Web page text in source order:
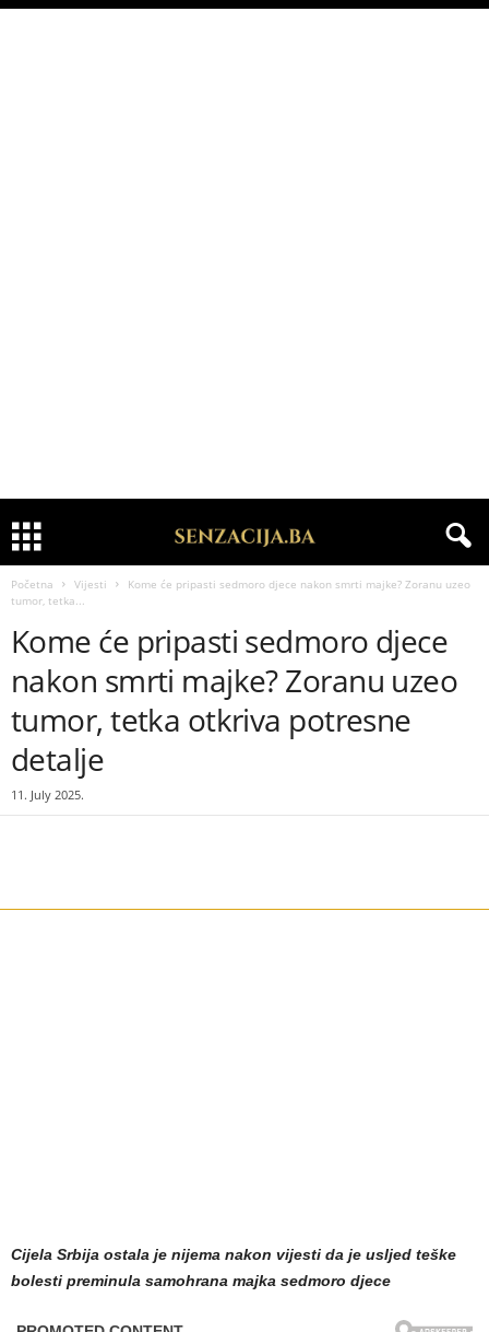
Početna Vijesti
Kome će pripasti sedmoro djece nakon smrti majke? Zoranu uzeo
tumor, tetka...
Kome će pripasti sedmoro djece
nakon smrti majke? Zoranu uzeo
tumor, tetka otkriva potresne
detalje
11. July 2025.
Cijela Srbija ostala je nijema nakon vijesti da je usljed teške
bolesti preminula samohrana majka sedmoro djece